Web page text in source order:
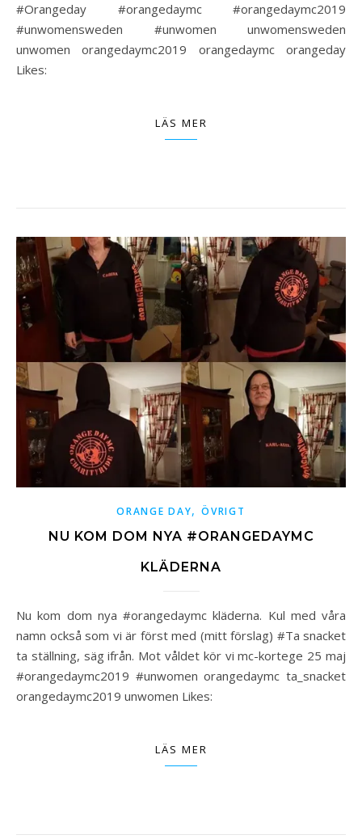
#Orangeday #orangedaymc #orangedaymc2019
#unwomensweden #unwomen unwomensweden
unwomen orangedaymc2019 orangedaymc orangeday
Likes:
LÄS MER
ORANGE DAY,ÖVRIGT
NU KOM DOM NYA #ORANGEDAYMC
KLÄDERNA
Nu kom dom nya #orangedaymc kläderna. Kul med våra
namn också som vi är först med (mitt förslag) #Ta snacket
ta ställning, säg ifrån. Mot våldet kör vi mc-kortege 25 maj
#orangedaymc2019 #unwomen orangedaymc ta_snacket
orangedaymc2019 unwomen Likes:
LÄS MER